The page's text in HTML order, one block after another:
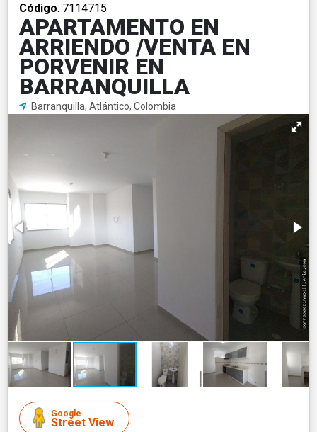
Código. 7114715
APARTAMENTO EN
ARRIENDO /VENTA EN
PORVENIR EN
BARRANQUILLA
Barranquilla, Atlántico, Colombia
Google
Street View